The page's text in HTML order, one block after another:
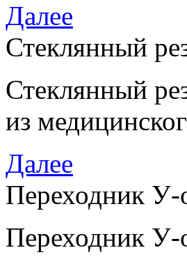
Далее
Стеклянный
Стеклянный
из
Далее
Переходник
Переходник